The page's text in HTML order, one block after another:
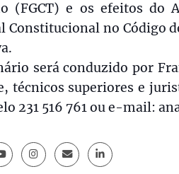
(FGCT) e os efeitos do
Constitucional no Código
será conduzido por
técnicos superiores e
231 516 761 ou e-mail: